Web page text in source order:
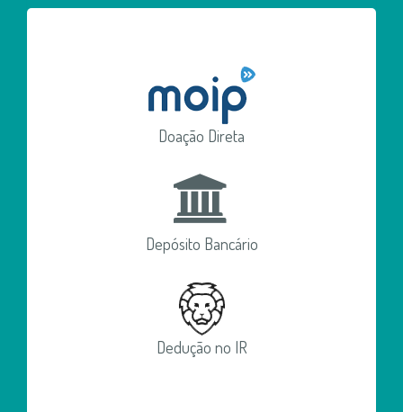
Doação Direta
Depósito Bancário
Dedução no IR